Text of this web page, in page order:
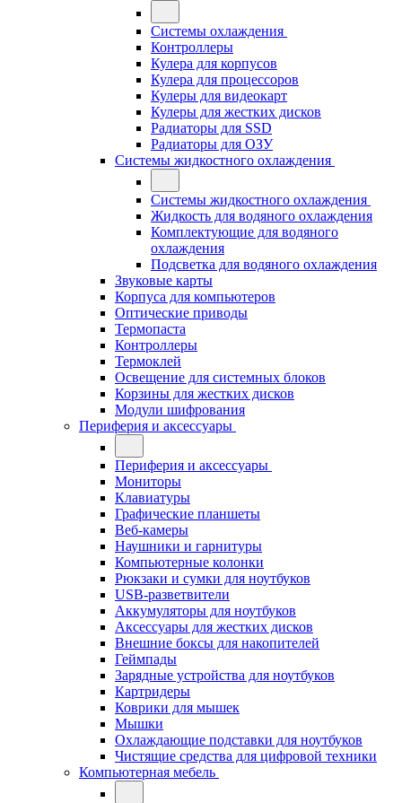
Системы охлаждения
Контроллеры
Кулера для корпусов
Кулера для процессоров
Кулеры для видеокарт
Кулеры для жестких дисков
Радиаторы для SSD
Радиаторы для ОЗУ
Системы жидкостного охлаждения
Системы жидкостного охлаждения
Жидкость для водяного охлаждения
Комплектующие для водяного
охлаждения
Подсветка для водяного охлаждения
Звуковые карты
Корпуса для компьютеров
Оптические приводы
Термопаста
Контроллеры
Термоклей
Освещение для системных блоков
Корзины для жестких дисков
Модули шифрования
Периферия и аксессуары
Периферия и аксессуары
Мониторы
Клавиатуры
Графические планшеты
Веб-камеры
Наушники и гарнитуры
Компьютерные колонки
Рюкзаки и сумки для ноутбуков
USB-разветвители
Аккумуляторы для ноутбуков
Аксессуары для жестких дисков
Внешние боксы для накопителей
Геймпады
Зарядные устройства для ноутбуков
Картридеры
Коврики для мышек
Мышки
Охлаждающие подставки для ноутбуков
Чистящие средства для цифровой техники
Компьютерная мебель